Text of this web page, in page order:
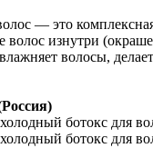
— это
волос изнутри
волосы,
ботокс для
ботокс для